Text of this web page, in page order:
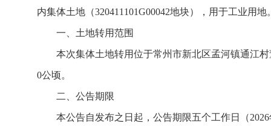
内集体土地（320411101G00042地块），用于工业用
一、土地转用范围
本次集体土地转用位于常州市新北区孟河镇通江
0公顷。
二、公告期限
本公告自发布之日起，公告期限五个工作日（